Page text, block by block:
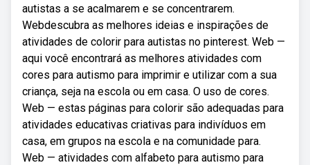
autistas a se acalmarem e se concentrarem.
Webdescubra as melhores ideias e inspirações de
atividades de colorir para autistas no pinterest. Web —
aqui você encontrará as melhores atividades com
cores para autismo para imprimir e utilizar com a sua
criança, seja na escola ou em casa. O uso de cores.
Web — estas páginas para colorir são adequadas para
atividades educativas criativas para indivíduos em
casa, em grupos na escola e na comunidade para.
Web — atividades com alfabeto para autismo para